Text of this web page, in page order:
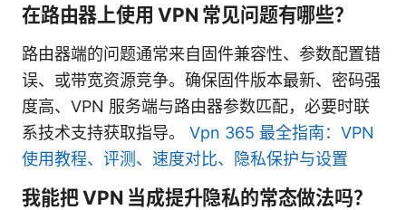
在路由器上使用 VPN 常见问题有哪些？
路由器端的问题通常来自固件兼容性、参数配置错
误、或带宽资源竞争。确保固件版本最新、密码强
度高、VPN 服务端与路由器参数匹配，必要时联
系技术支持获取指导。 Vpn 365 最全指南：VPN
使用教程、评测、速度对比、隐私保护与设置
我能把 VPN 当成提升隐私的常态做法吗？